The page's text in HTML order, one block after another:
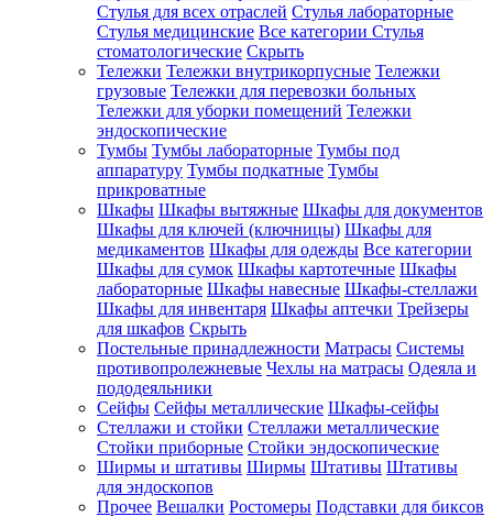
Стулья для всех отраслей Стулья лабораторные
Стулья медицинские Все категории Стулья
стоматологические Скрыть
Тележки Тележки внутрикорпусные Тележки
грузовые Тележки для перевозки больных
Тележки для уборки помещений Тележки
эндоскопические
Тумбы Тумбы лабораторные Тумбы под
аппаратуру Тумбы подкатные Тумбы
прикроватные
Шкафы Шкафы вытяжные Шкафы для документов
Шкафы для ключей (ключницы) Шкафы для
медикаментов Шкафы для одежды Все категории
Шкафы для сумок Шкафы картотечные Шкафы
лабораторные Шкафы навесные Шкафы-стеллажи
Шкафы для инвентаря Шкафы аптечки Трейзеры
для шкафов Скрыть
Постельные принадлежности Матрасы Системы
противопролежневые Чехлы на матрасы Одеяла и
пододеяльники
Сейфы Сейфы металлические Шкафы-сейфы
Стеллажи и стойки Стеллажи металлические
Стойки приборные Стойки эндоскопические
Ширмы и штативы Ширмы Штативы Штативы
для эндоскопов
Прочее Вешалки Ростомеры Подставки для биксов